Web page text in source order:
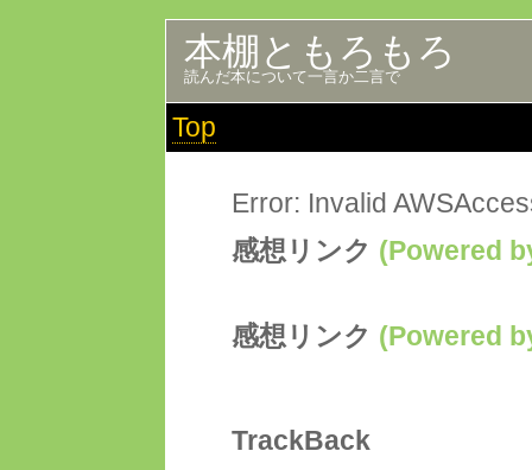
本棚ともろもろ
読んだ本について一言か二言で
Top
Error: Invalid
感想リンク (Powered
感想リンク (Powered
TrackBack